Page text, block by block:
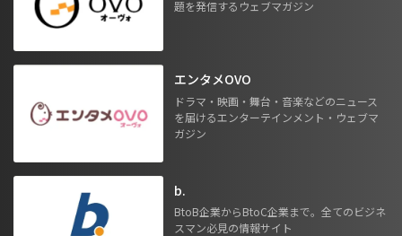
題を発信するウェブマガジン
エンタメOVO
ドラマ・映画・舞台・音楽などのニュース
を届けるエンターテインメント・ウェブマ
ガジン
b.
BtoB企業からBtoC企業まで。全てのビジネ
スマン必見の情報サイト